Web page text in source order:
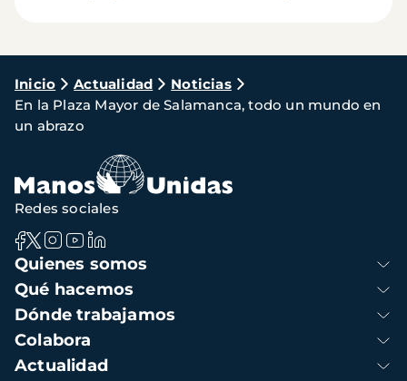
Ruta
de
navegación
Inicio Actualidad
Noticias
En la Plaza Mayor de Salamanca, todo un mundo en
un abrazo
Navegación
principal
Quienes somos
Qué hacemos
Dónde trabajamos
Colabora
Actualidad
Redes sociales